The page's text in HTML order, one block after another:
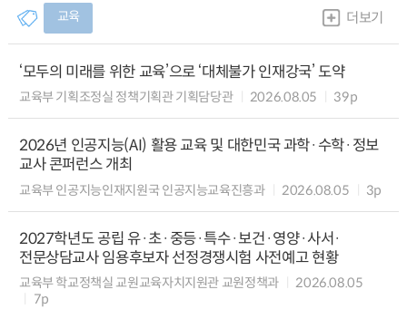
교육 더보기
‘모두의 미래를 위한 교육’으로 ‘대체불가 인재강국’ 도약
교육부 기획조정실 정책기획관 기획담당관 2026.08.05 39p
2026년 인공지능(AI) 활용 교육 및 대한민국 과학·수학·정보
교사 콘퍼런스 개최
교육부 인공지능인재지원국 인공지능교육진흥과 2026.08.05 3p
2027학년도 공립 유·초·중등·특수·보건·영양·사서·
전문상담교사 임용후보자 선정경쟁시험 사전예고 현황
교육부 학교정책실 교원교육자치지원관 교원정책과
2026.08.05
7p